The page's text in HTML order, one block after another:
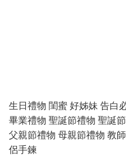
生日禮物 閨蜜 好姊妹 告白
畢業禮物 聖誕節禮物 聖誕
父親節禮物 母親節禮物 教
侶手鍊